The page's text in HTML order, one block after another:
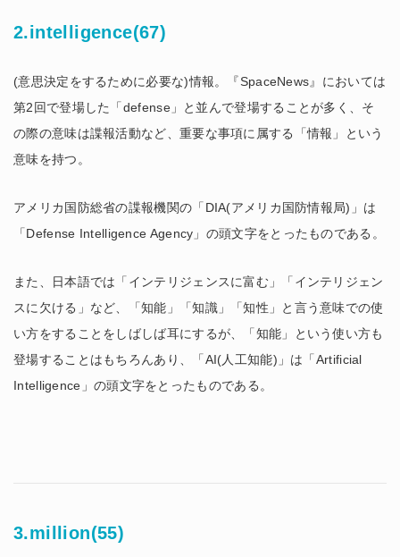
2.intelligence(67)
(意思決定をするために必要な)情報。『SpaceNews』においては
第2回で登場した「defense」と並んで登場することが多く、そ
の際の意味は諜報活動など、重要な事項に属する「情報」という
意味を持つ。
アメリカ国防総省の諜報機関の「DIA(アメリカ国防情報局)」は
「Defense Intelligence Agency」の頭文字をとったものである。
また、日本語では「インテリジェンスに富む」「インテリジェン
スに欠ける」など、「知能」「知識」「知性」と言う意味での使
い方をすることをしばしば耳にするが、「知能」という使い方も
登場することはもちろんあり、「AI(人工知能)」は「Artificial
Intelligence」の頭文字をとったものである。
3.million(55)